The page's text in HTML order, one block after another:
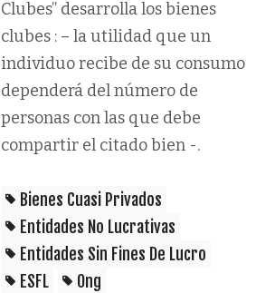
Clubes” desarrolla los bienes
clubes : – la utilidad que un
individuo recibe de su consumo
dependerá del número de
personas con las que debe
compartir el citado bien -.
Bienes Cuasi Privados
Entidades No Lucrativas
Entidades Sin Fines De Lucro
ESFL
Ong